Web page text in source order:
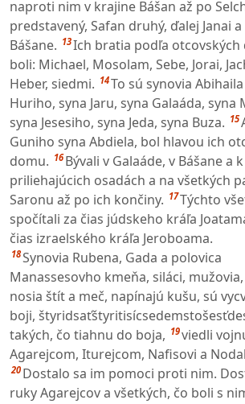
naproti nim v krajine Bášan až po
predstavený, Safan druhý, ďalej Janai
Bášane. 13Ich bratia podľa otcovských
boli: Michael, Mosolam, Sebe, Jorai,
Heber, siedmi. 14To sú synovia
Huriho, syna Jaru, syna Galaáda, syna
syna Jesesiho, syna Jeda, syna Buza. 15
Guniho syna Abdiela, bol hlavou ich
domu. 16 Bývali v Galaáde, v Bášane a
priliehajúcich osadách a na všetkých
Saronu až po ich končiny. 17Týchto
spočítali za čias júdskeho kráľa
čias izraelského kráľa Jeroboama.
18Synovia Rubena, Gada a polovica
Manassesovho kmeňa, siláci,
nosia štít a meč, napínajú kušu, sú
boji,
takých, čo tiahnu do boja, 19viedli
Agarejcom, Iturejcom, Nafisovi a
20 Dostalo sa im pomoci proti nim.
ruky Agarejcov a všetkých, čo boli s